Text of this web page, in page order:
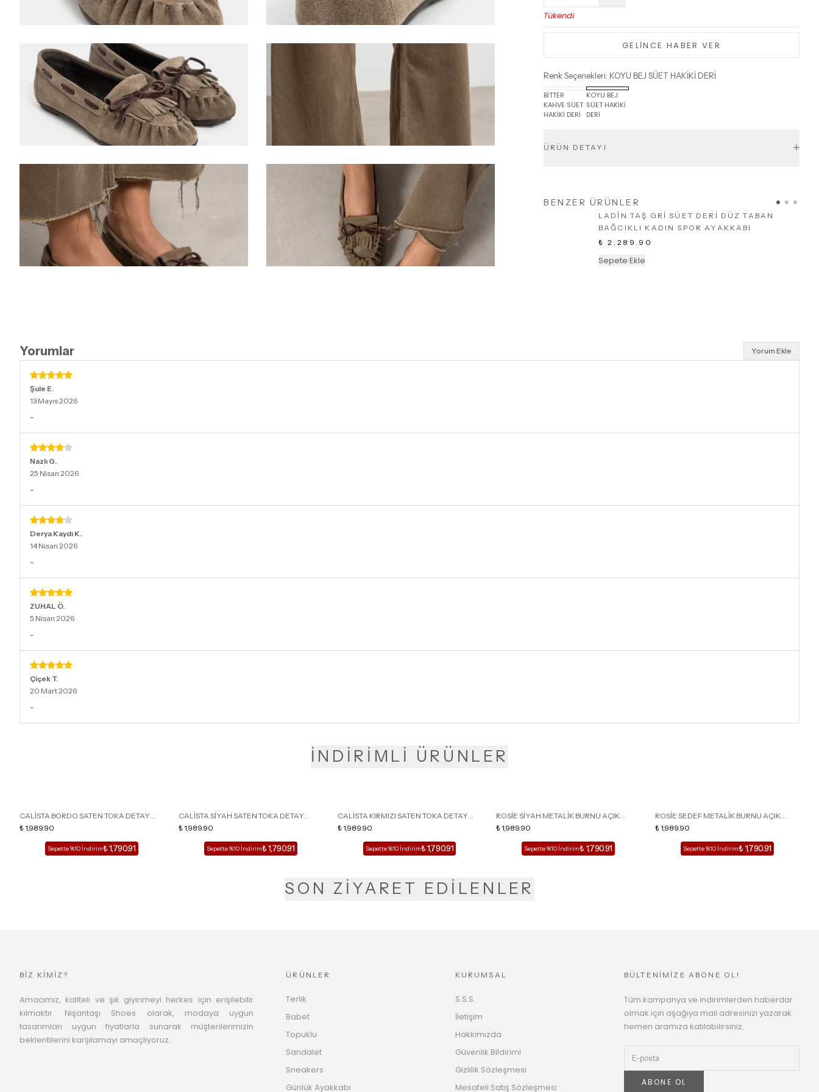
Tükendi
GELİNCE HABER VER
Renk Seçenekleri: KOYU BEJ SÜET HAKİKİ DERİ
BİTTER
KAHVE SÜET
HAKİKİ DERİ
KOYU BEJ
SÜET HAKİKİ
DERİ
ÜRÜN DETAYI
BENZER ÜRÜNLER
LADİN TAŞ GRİ SÜET DERİ DÜZ TABAN
BAĞCIKLI KADIN SPOR AYAKKABI
₺ 2,289.90
Sepete Ekle
Yorumlar Yorum Ekle
Şule E.
13 Mayıs 2026
-
Nazlı G.
25 Nisan 2026
-
Derya Kaydı K.
14 Nisan 2026
-
ZUHAL Ö.
5 Nisan 2026
-
Çiçek T.
20 Mart 2026
-
İNDİRİMLİ ÜRÜNLER
CALİSTA BORDO SATEN TOKA DETAY
SİVRİ BURUN KADIN TOPUKLU TERLİK
₺ 1,989.90
Sepette %10 İndirim₺ 1,790.91
CALİSTA SİYAH SATEN TOKA DETAY
SİVRİ BURUN KADIN TOPUKLU TERLİK
₺ 1,989.90
Sepette %10 İndirim₺ 1,790.91
CALİSTA KIRMIZI SATEN TOKA DETAY
SİVRİ BURUN KADIN TOPUKLU TERLİK
₺ 1,989.90
Sepette %10 İndirim₺ 1,790.91
ROSİE SİYAH METALİK BURNU AÇIK
DETAY KAFESLİ KADIN TOPUKLU TERLİK
₺ 1,989.90
Sepette %10 İndirim₺ 1,790.91
ROSİE SEDEF METALİK BURNU AÇIK
DETAY KAFESLİ KADIN TOPUKLU TERLİK
₺ 1,989.90
Sepette %10 İndirim₺ 1,790.91
SON ZİYARET EDİLENLER
BİZ KİMİZ?
Amacımız, kaliteli ve şık giyinmeyi herkes için erişilebilir
kılmaktır. Nişantaşı Shoes olarak, modaya uygun
tasarımları uygun fiyatlarla sunarak müşterilerimizin
beklentilerini karşılamayı amaçlıyoruz.
ÜRÜNLER
Terlik
Babet
Topuklu
Sandalet
Sneakers
Günlük Ayakkabı
KURUMSAL
S.S.S.
İletişim
Hakkımızda
Güvenlik Bildirimi
Gizlilik Sözleşmesi
Mesafeli Satış Sözleşmesi
BÜLTENİMİZE ABONE OL!
Tüm kampanya ve indirimlerden haberdar
olmak için aşağıya mail adresinizi yazarak
hemen aramıza katılabilirsiniz.
ABONE OL